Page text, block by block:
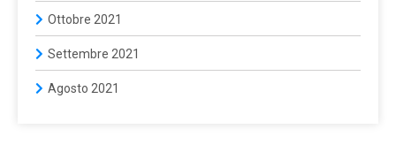
Ottobre 2021
Settembre 2021
Agosto 2021